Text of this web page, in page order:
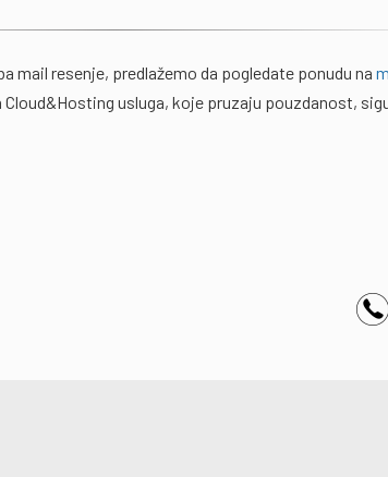
mail resenje, predlažemo da pogledate ponudu na
usluga, koje pruzaju pouzdanost,